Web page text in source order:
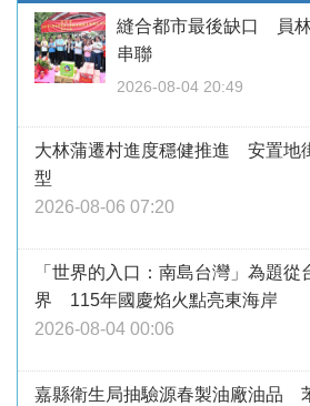
縫合都市最後缺口 員
串聯
2026-08-04 20:49
大林蒲遷村進度穩健推進 安置地
型
2026-08-06 07:20
「世界的入口：南島台灣」為題從
界 115年國慶焰火點亮東海岸
2026-08-04 00:06
嘉縣衛生局抽驗源春製油廠油品